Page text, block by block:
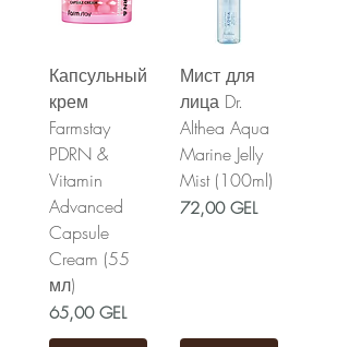
Капсульный
крем
Farmstay
PDRN &
Vitamin
Advanced
Capsule
Cream (55
мл)
Цена
65,00 GEL
Мист для
лица Dr.
Althea Aqua
Marine Jelly
Mist (100ml)
Цена
72,00 GEL